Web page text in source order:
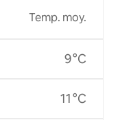
Temp. moy.
9 °C
11 °C